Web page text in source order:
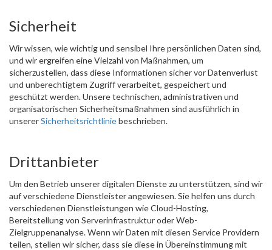
Sicherheit
Wir wissen, wie wichtig und sensibel Ihre persönlichen Daten sind,
und wir ergreifen eine Vielzahl von Maßnahmen, um
sicherzustellen, dass diese Informationen sicher vor Datenverlust
und unberechtigtem Zugriff verarbeitet, gespeichert und
geschützt werden. Unsere technischen, administrativen und
organisatorischen Sicherheitsmaßnahmen sind ausführlich in
unsererSicherheitsrichtliniebeschrieben.
Drittanbieter
Um den Betrieb unserer digitalen Dienste zu unterstützen, sind wir
auf verschiedene Dienstleister angewiesen. Sie helfen uns durch
verschiedenen Dienstleistungen wie Cloud-Hosting,
Bereitstellung von Serverinfrastruktur oder Web-
Zielgruppenanalyse. Wenn wir Daten mit diesen Service Providern
teilen, stellen wir sicher, dass sie diese in Übereinstimmung mit